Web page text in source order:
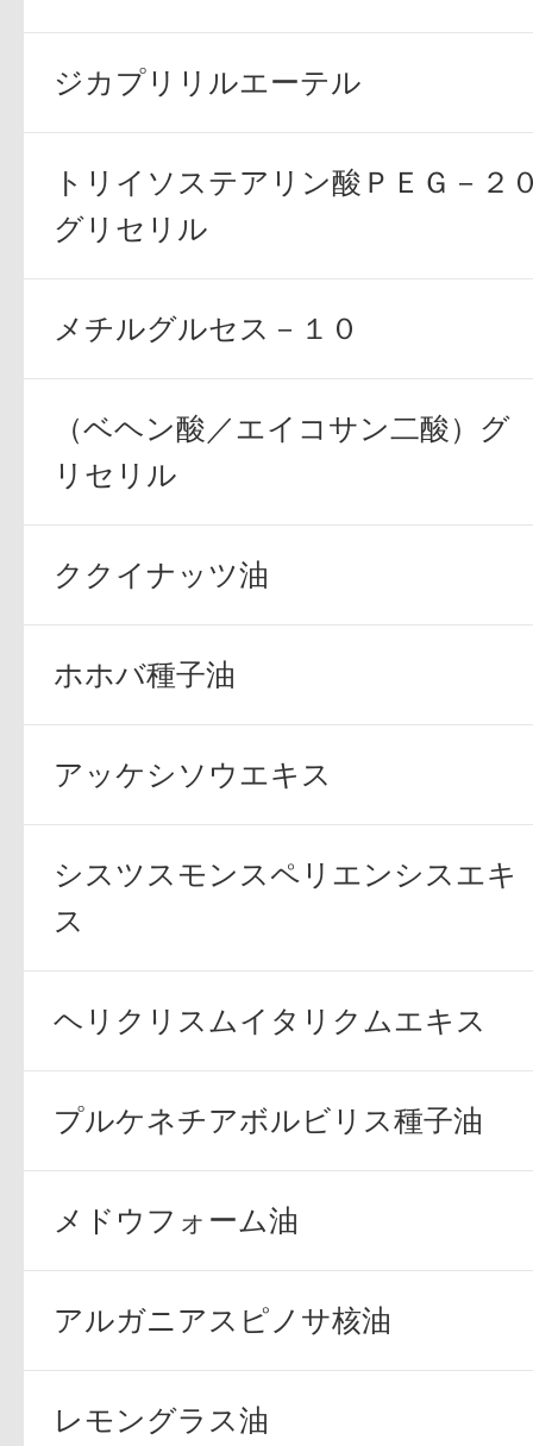
プリマモイスト
スキンクリア
ボディケア
メイクアップ
健康食品／サプ
ファッション
ジカプリリルエーテル
トリイソステアリン酸ＰＥＧ－２
グリセリル
メチルグルセス－１０
（ベヘン酸／エイコサン二酸）グ
リセリル
ククイナッツ油
ホホバ種子油
アッケシソウエキス
シスツスモンスペリエンシスエキ
ス
ヘリクリスムイタリクムエキス
プルケネチアボルビリス種子油
メドウフォーム油
アルガニアスピノサ核油
レモングラス油